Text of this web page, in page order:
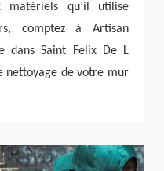
qu’il utilise
comptez à Artisan
dans Saint Felix De L
nettoyage de votre mur